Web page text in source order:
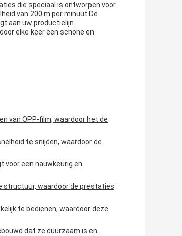
die speciaal is ontworpen voor
van 200 m per minuut.De
aan uw productielijn.
elke keer een schone en
van OPP-film, waardoor het de
te snijden, waardoor de
voor een nauwkeurig en
structuur, waardoor de prestaties
te bedienen, waardoor deze
dat ze duurzaam is en